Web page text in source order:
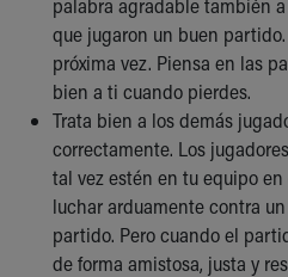
palabra agradable también
que jugaron un buen
próxima vez. Piensa en las
bien a ti cuando pierdes.
Trata bien a los demás
correctamente. Los
tal vez estén en tu equipo
luchar arduamente contra
partido. Pero cuando el
de forma amistosa, justa y